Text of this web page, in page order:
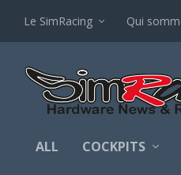
Le SimRacing Qui
ALL COCKPITS